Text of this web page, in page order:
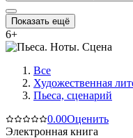
Показать ещё
6+
Все
Художественная
Пьеса, сценарий
0.00Оценить
Электронная книга